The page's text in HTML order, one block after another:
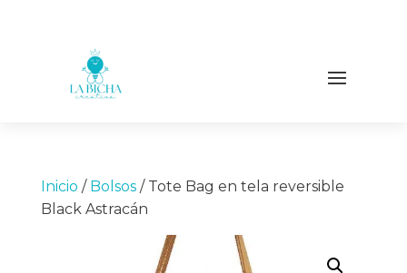
Inicio / Bolsos/ Tote Bag en tela reversible
Black Astracán